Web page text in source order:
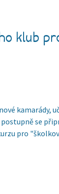
klub
kamarády,
se
pro